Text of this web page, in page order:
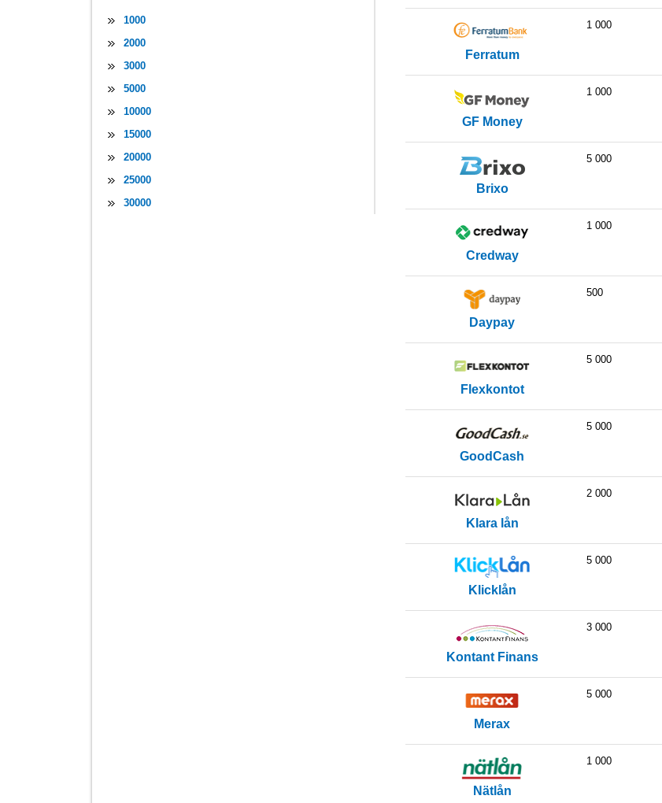
Ferratum
1 000
GF Money
1 000
Brixo
5 000
Credway
1 000
Daypay
500
Flexkontot
5 000
GoodCash
5 000
Klara lån
2 000
Klicklån
5 000
Kontant Finans
3 000
Merax
5 000
Nätlån
1 000
1000
2000
3000
5000
10000
15000
20000
25000
30000